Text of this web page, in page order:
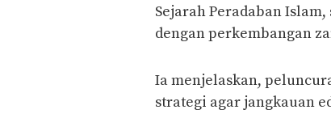
Sejarah Peradaban
dengan perkembangan
Ia menjelaskan,
strategi agar jangkauan